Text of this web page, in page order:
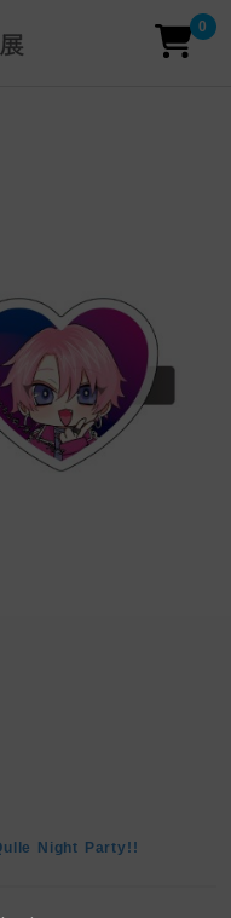
0
Night Party!!